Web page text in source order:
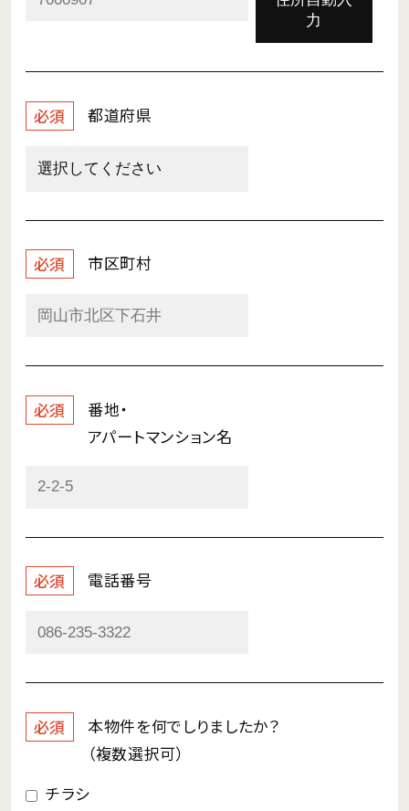
力
必須 都道府県
必須 市区町村
必須
番地・
アパートマンション名
必須 電話番号
必須 本物件を何で しりましたか？
（複数選択可）
チラシ